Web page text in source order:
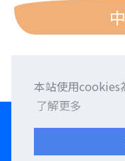
本站使用cookies
了解更多
日文打字練